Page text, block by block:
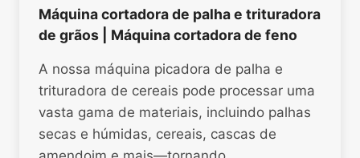
Máquina cortadora de palha e trituradora
de grãos | Máquina cortadora de feno
A nossa máquina picadora de palha e
trituradora de cereais pode processar uma
vasta gama de materiais, incluindo palhas
secas e húmidas, cereais, cascas de